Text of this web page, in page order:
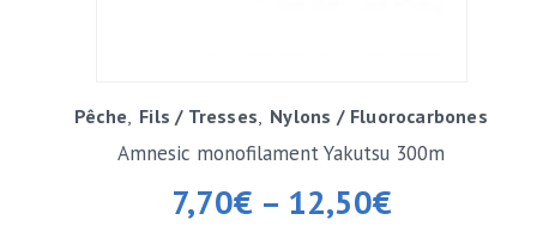
Pêche Fils / Tresses Nylons / Fluorocarbones
7,70€– 12,50€
Amnesic monofilament Yakutsu 300m